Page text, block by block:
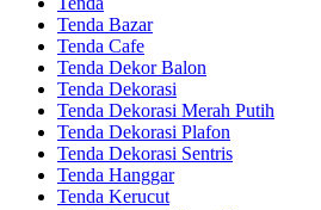
Tenda Bazar
Tenda Cafe
Tenda Dekor Balon
Tenda Dekorasi
Tenda Dekorasi Merah Putih
Tenda Dekorasi Plafon
Tenda Dekorasi Sentris
Tenda Hanggar
Tenda Kerucut